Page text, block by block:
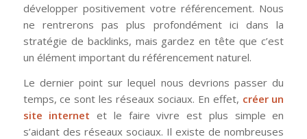
développer positivement votre référencement. Nous
ne rentrerons pas plus profondément ici dans la
stratégie de backlinks, mais gardez en tête que c’est
un élément important du référencement naturel.
Le dernier point sur lequel nous devrions passer du
temps, ce sont les réseaux sociaux. En effet, créer un
site internet et le faire vivre est plus simple en
s’aidant des réseaux sociaux. Il existe de nombreuses